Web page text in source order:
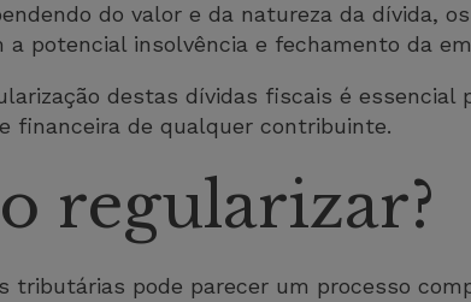
do valor e da natureza da dívida,
a potencial insolvência e fechamento da
destas dívidas fiscais é essencial
financeira de qualquer contribuinte.
regularizar?
tributárias pode parecer um processo